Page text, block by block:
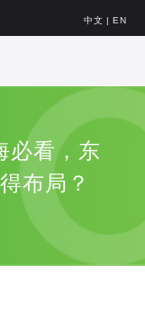
中文 | EN
必看，东
布局？